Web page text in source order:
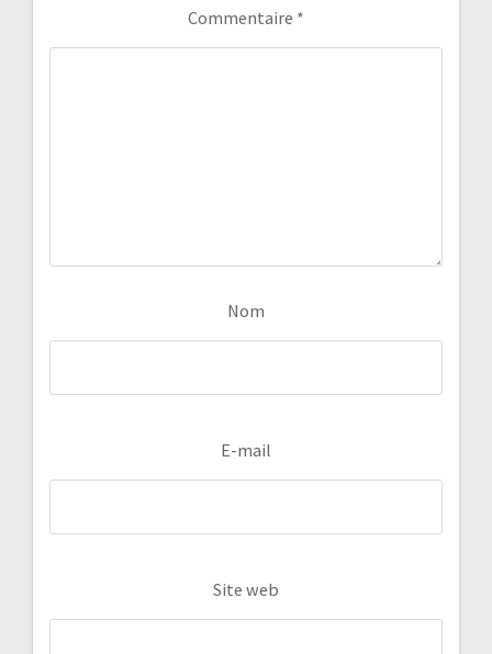
Commentaire *
Nom
E-mail
Site web